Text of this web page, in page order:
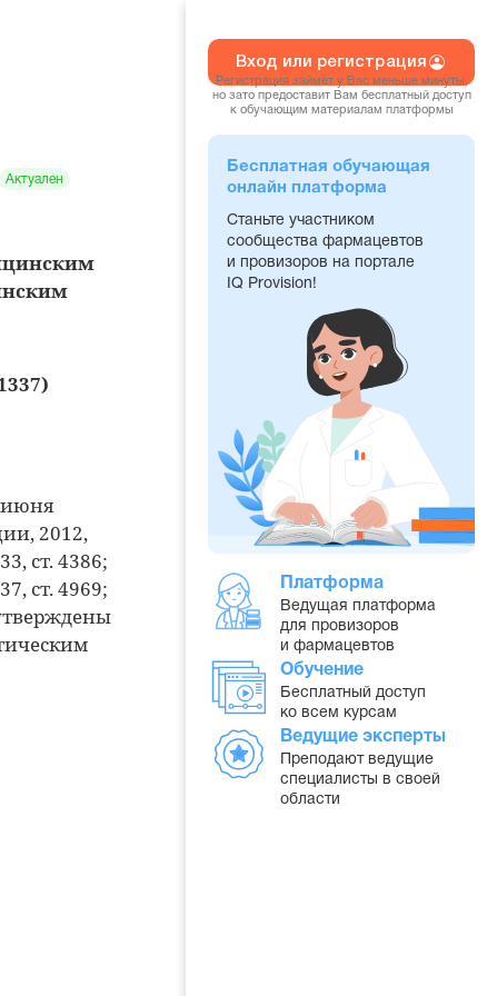
Актуален
июня
2012,
ст. 4386;
ст. 4969;
Вход или регистрация
Регистрация займет у Вас меньше минуты,
но зато предоставит Вам бесплатный доступ
к обучающим материалам платформы
Бесплатная обучающая
онлайн платформа
Станьте участником
сообщества фармацевтов
и провизоров на портале
IQ Provision!
Платформа
Ведущая платформа
для провизоров
и фармацевтов
Обучение
Бесплатный доступ
ко всем курсам
Ведущие эксперты
Преподают ведущие
специалисты в своей
области